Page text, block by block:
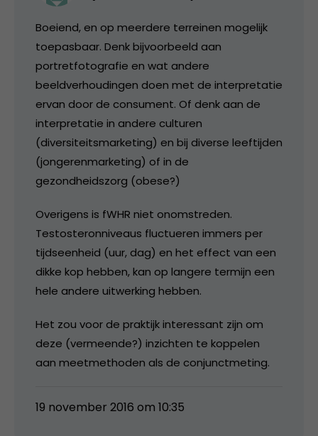
Boeiend, en op meerdere terreinen mogelijk
toepasbaar. Denk bijvoorbeeld aan
portretfotografie en wat andere
beeldverhoudingen doen met de interpretatie
ervan door de consument. Of denk aan de
interpretatie in andere culturen
(diversiteitsmarketing) en bij diverse leeftijden
(jongerenmarketing) of in de
gezondheidszorg (obese?)
Overigens is fWHR niet onomstreden.
Testosteronniveaus fluctueren immers per
tijdseenheid (uur, dag) en het effect van een
dikke kop hebben, kan op langere termijn een
hele andere uitwerking hebben.
Het zou voor de praktijk interessant zijn om
deze (vermeende?) inzichten te koppelen
aan meetmethoden als de conjunctmeting.
19 november 2016 om 10:35